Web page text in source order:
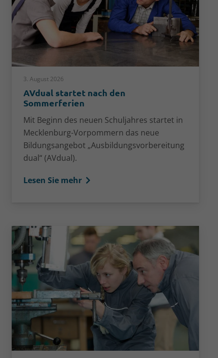
3. August 2026
AVdual startet nach den
Sommerferien
Mit Beginn des neuen Schuljahres startet in
Mecklenburg-Vorpommern das neue
Bildungsangebot „Ausbildungsvorbereitung
dual“ (AVdual).
Lesen Sie mehr